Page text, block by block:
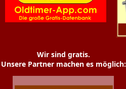
Wir sind gratis.
Unsere Partner machen es möglich: